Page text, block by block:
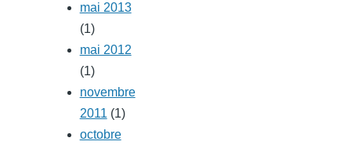
mai 2013
(1)
mai 2012
(1)
novembre
2011(1)
octobre